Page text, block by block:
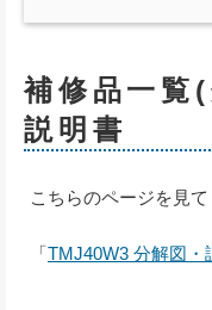
補修品一覧
説明書
こちらのページを見て
「TMJ40W3 分解図・